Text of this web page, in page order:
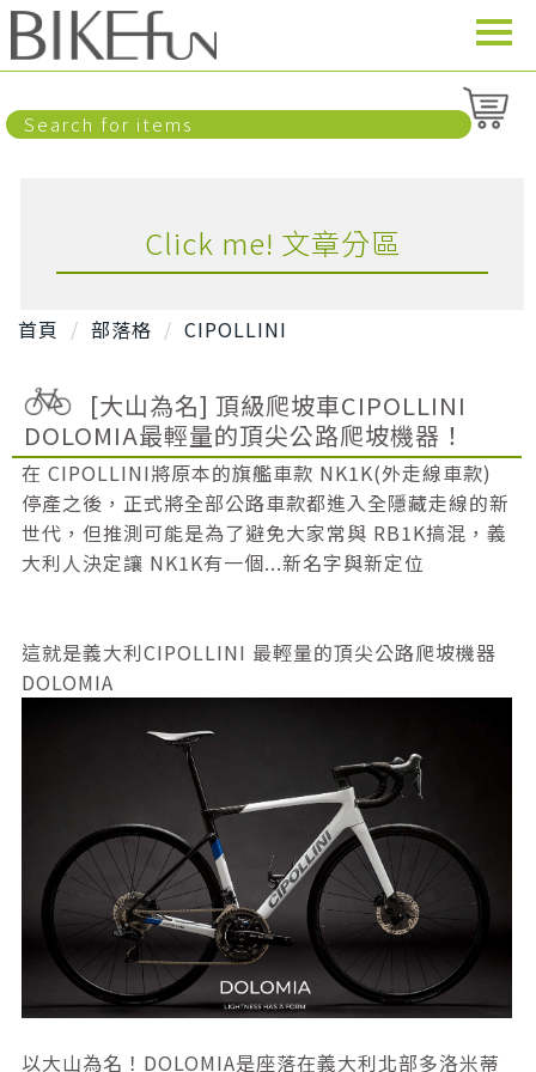
Click me! 文章分區
首頁 部落格 CIPOLLINI
[大山為名] 頂級爬坡車CIPOLLINI
DOLOMIA最輕量的頂尖公路爬坡機器！
在 CIPOLLINI將原本的旗艦車款 NK1K(外走線車款)
停產之後，正式將全部公路車款都進入全隱藏走線的新
世代，但推測可能是為了避免大家常與 RB1K搞混，義
大利人決定讓 NK1K有一個...新名字與新定位
這就是義大利CIPOLLINI 最輕量的頂尖公路爬坡機器
DOLOMIA
以大山為名！DOLOMIA是座落在義大利北部多洛米蒂